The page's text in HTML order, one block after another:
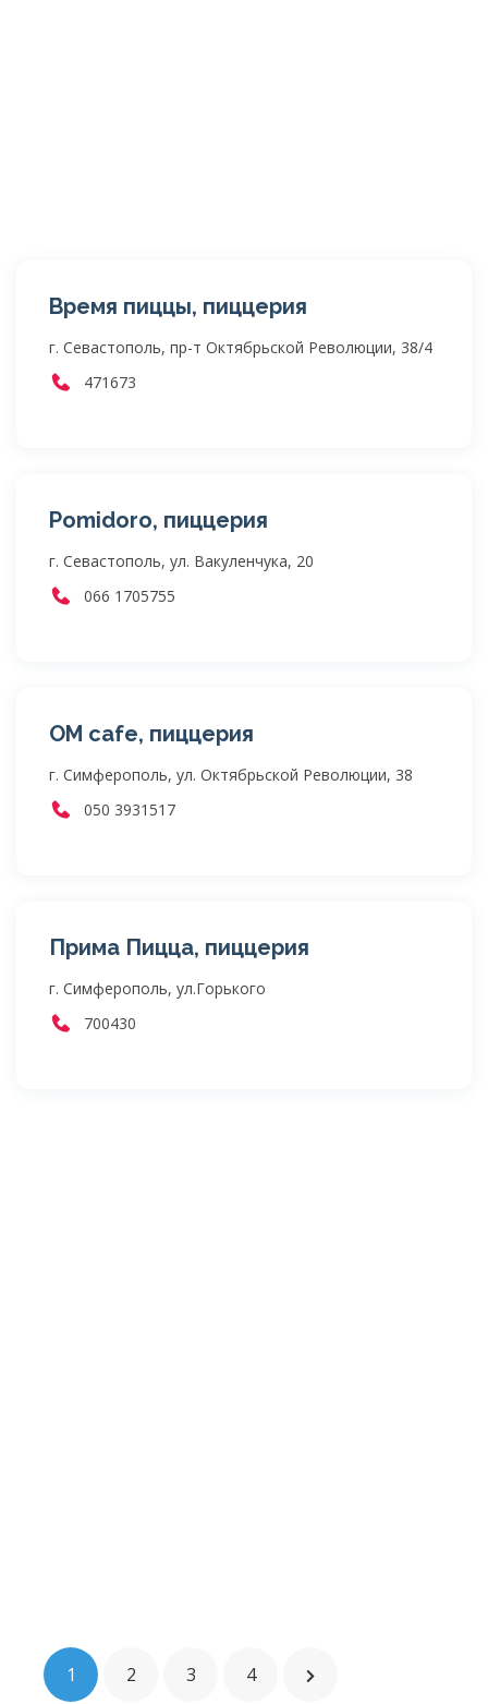
Время пиццы, пиццерия
г. Севастополь, пр-т Октябрьской Революции, 38/4
471673
Pomidoro, пиццерия
г. Севастополь, ул. Вакуленчука, 20
066 1705755
ОМ cafe, пиццерия
г. Симферополь, ул. Октябрьской Революции, 38
050 3931517
Прима Пицца, пиццерия
г. Симферополь, ул.Горького
700430
1 2 3 4